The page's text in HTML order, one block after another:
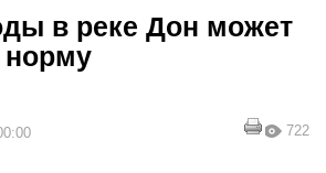
в реке Дон может
норму
722